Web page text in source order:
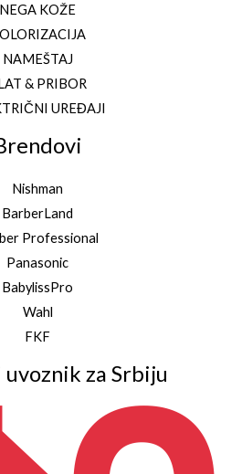
NEGA KOŽE
NAMEŠTAJ
& PRIBOR
UREĐAJI
Nishman
BarberLand
Professional
Panasonic
BabylissPro
Wahl
FKF
za Srbiju